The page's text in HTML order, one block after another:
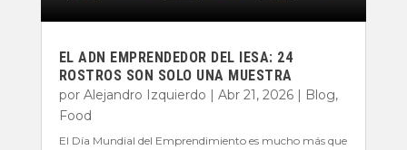
EL ADN EMPRENDEDOR DEL IESA: 24
ROSTROS SON SOLO UNA MUESTRA
por Alejandro Izquierdo | Abr 21, 2026| Blog,
Food
El Día Mundial del Emprendimiento es mucho más que